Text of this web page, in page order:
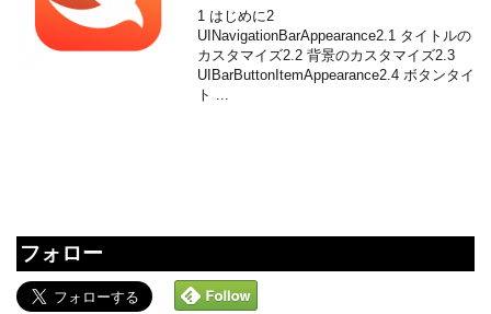
1 はじめに2
UINavigationBarAppearance2.1 タイトルの
カスタマイズ2.2 背景のカスタマイズ2.3
UIBarButtonItemAppearance2.4 ボタンタイ
ト ...
フォロー